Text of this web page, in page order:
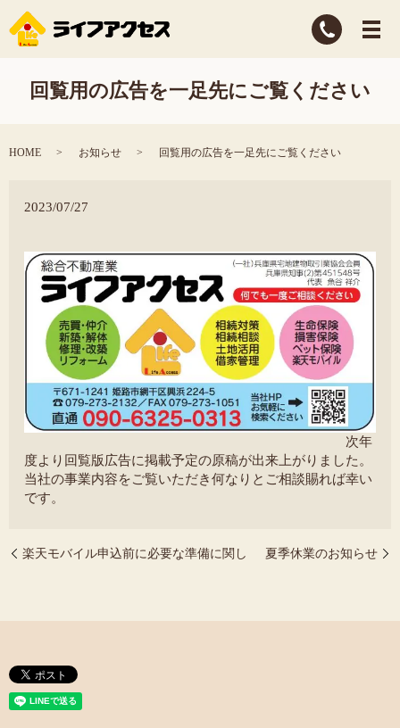
回覧用の広告を一足先にご覧ください
HOME お知らせ 回覧用の広告を一足先にご覧ください
2023/07/27
次年
度より回覧版広告に掲載予定の原稿が出来上がりました。
当社の事業内容をご覧いただき何なりとご相談賜れば幸い
です。
楽天モバイル申込前に必要な準備に関し 夏季休業のお知らせ